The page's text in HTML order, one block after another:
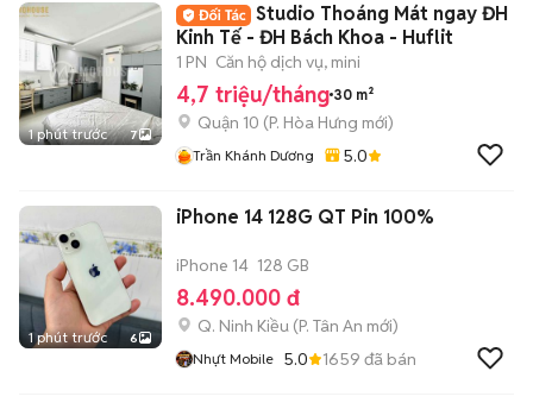
1 phút trước 7
Studio Thoáng Mát ngay ĐH
Kinh Tế - ĐH Bách Khoa - Huflit
1 PN Căn hộ dịch vụ, mini
4,7 triệu/tháng 30 m²
Quận 10 (P. Hòa Hưng mới)
Trần Khánh Dương 5.0
1 phút trước 6
iPhone 14 128G QT Pin 100%
iPhone 14 128 GB
8.490.000 đ
Q. Ninh Kiều (P. Tân An mới)
Nhựt Mobile 5.0 1659 đã bán